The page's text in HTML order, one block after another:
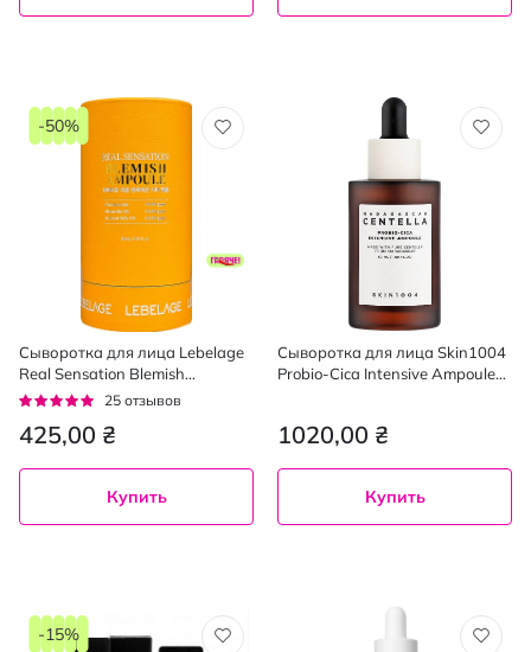
Сыворотка для лица Lebelage
Real Sensation Blemish
ампульная против пигментных
Рейтинг:
25 отзывов
425,00 ₴
-50%
Купить
Сыворотка для лица Skin1004
Probio-Cica Intensive Ampoule
1020,00 ₴
Купить
-15%